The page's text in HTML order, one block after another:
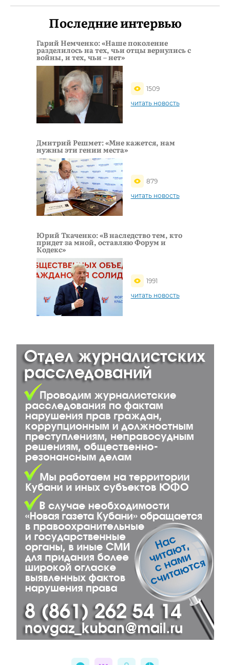
Последние интервью
Гарий Немченко: «Наше поколение
разделилось на тех, чьи отцы вернулись с
войны, и тех, чьи – нет»
1509
читать новость
Дмитрий Решмет: «Мне кажется, нам
нужны эти гении места»
879
читать новость
Юрий Ткаченко: «В наследство тем, кто
придет за мной, оставляю Форум и
Кодекс»
1991
читать новость